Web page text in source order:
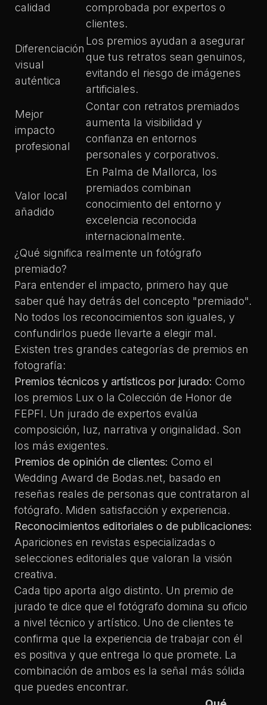
calidad
comprobada por expertos o
clientes.
Diferenciación
visual
auténtica
Los premios ayudan a asegurar
que tus retratos sean genuinos,
evitando el riesgo de imágenes
artificiales.
Mejor
impacto
profesional
Contar con retratos premiados
aumenta la visibilidad y
confianza en entornos
personales y corporativos.
Valor local
añadido
En Palma de Mallorca, los
premiados combinan
conocimiento del entorno y
excelencia reconocida
internacionalmente.
¿Qué significa realmente un fotógrafo
premiado?
Para entender el impacto, primero hay que
saber qué hay detrás del concepto "premiado".
No todos los reconocimientos son iguales, y
confundirlos puede llevarte a elegir mal.
Existen tres grandes categorías de premios en
fotografía:
Premios técnicos y artísticos por jurado: Como
los premios Lux o la Colección de Honor de
FEPFI. Un jurado de expertos evalúa
composición, luz, narrativa y originalidad. Son
los más exigentes.
Premios de opinión de clientes: Como el
Wedding Award de Bodas.net, basado en
reseñas reales de personas que contrataron al
fotógrafo. Miden satisfacción y experiencia.
Reconocimientos editoriales o de publicaciones:
Apariciones en revistas especializadas o
selecciones editoriales que valoran la visión
creativa.
Cada tipo aporta algo distinto. Un premio de
jurado te dice que el fotógrafo domina su oficio
a nivel técnico y artístico. Uno de clientes te
confirma que la experiencia de trabajar con él
es positiva y que entrega lo que promete. La
combinación de ambos es la señal más sólida
que puedes encontrar.